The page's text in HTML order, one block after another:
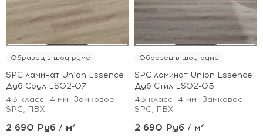
Образец в шоу-руме
SPC ламинат Union Essence
Дуб Соул ES02-07
43 класс
4 мм
Замковое
SPC, ПВХ
2 690 Руб / м²
Образец в шоу-руме
SPC ламинат Union Essence
Дуб Стил ES02-05
43 класс
4 мм
Замковое
SPC, ПВХ
2 690 Руб / м²